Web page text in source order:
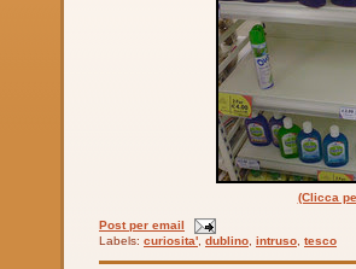
(Clicca
Post per email
Labels: curiosita' dublino intruso tesco